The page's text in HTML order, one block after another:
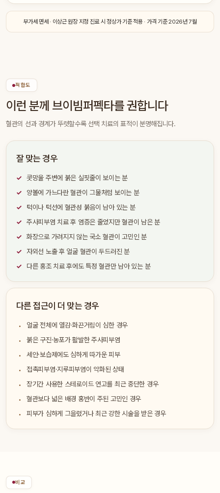
부가세 면세 · 이상근 원장 지정 진료 시 정상가 기준 적용 · 가격 기준 2026년 7월
적합도
이런 분께 브이빔퍼펙타를 권합니다
혈관의 선과 경계가 뚜렷할수록 선택 치료의 표적이 분명해집니다.
잘 맞는 경우
콧망울 주변에 붉은 실핏줄이 보이는 분
양볼에 가느다란 혈관이 그물처럼 보이는 분
턱이나 턱선에 혈관성 붉음이 남아 있는 분
주사피부염 치료 후 염증은 줄었지만 혈관이 남은 분
화장으로 가려지지 않는 국소 혈관이 고민인 분
자외선 노출 후 얼굴 혈관이 두드러진 분
다른 홍조 치료 후에도 특정 혈관만 남아 있는 분
다른 접근이 더 맞는 경우
얼굴 전체에 열감·화끈거림이 심한 경우
붉은 구진·농포가 활발한 주사피부염
세안·보습제에도 심하게 따가운 피부
접촉피부염·지루피부염이 악화된 상태
장기간 사용한 스테로이드 연고를 최근 중단한 경우
혈관보다 넓은 배경 홍반이 주된 고민인 경우
피부가 심하게 그을렸거나 최근 강한 시술을 받은 경우
비교